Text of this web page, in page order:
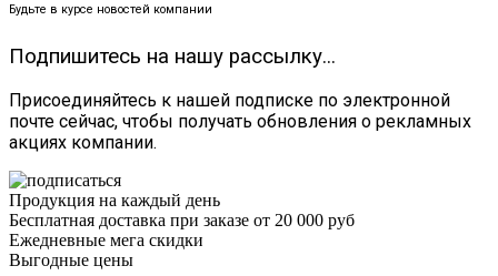
Будьте в курсе новостей компании
Подпишитесь на нашу рассылку...
Присоединяйтесь к нашей подписке по электронной
почте сейчас, чтобы получать обновления о рекламных
акциях компании.
Продукция на каждый день
Бесплатная доставка при заказе от 20 000 руб
Ежедневные мега скидки
Выгодные цены